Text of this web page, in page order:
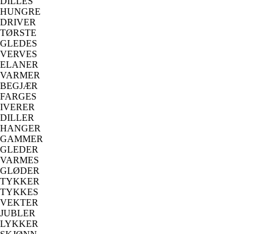
HUNGRE
DRIVER
TØRSTE
GLEDES
VERVES
ELANER
VARMER
BEGJÆR
FARGES
IVERER
DILLER
HANGER
GAMMER
GLEDER
VARMES
GLØDER
TYKKER
TYKKES
VEKTER
JUBLER
LYKKER